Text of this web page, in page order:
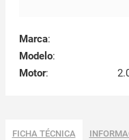
Marca:
Modelo:
Motor:
FICHA TÉCNICA